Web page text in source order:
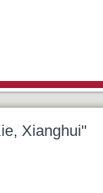
Xianghui"